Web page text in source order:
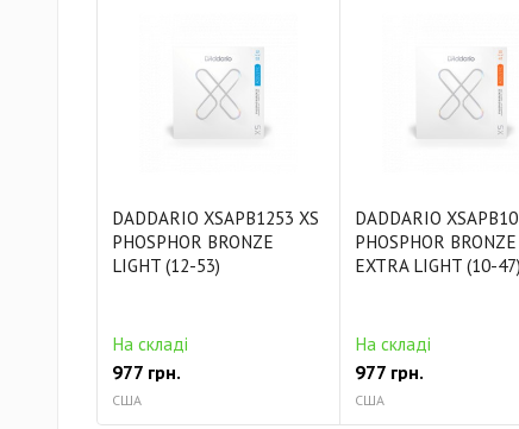
DADDARIO XSAPB1253 XS
PHOSPHOR BRONZE
LIGHT (12-53)
На складі
977 грн.
США
DADDARIO
PHOSPHOR BRONZE
EXTRA LIGHT (10-47)
На складі
977 грн.
США